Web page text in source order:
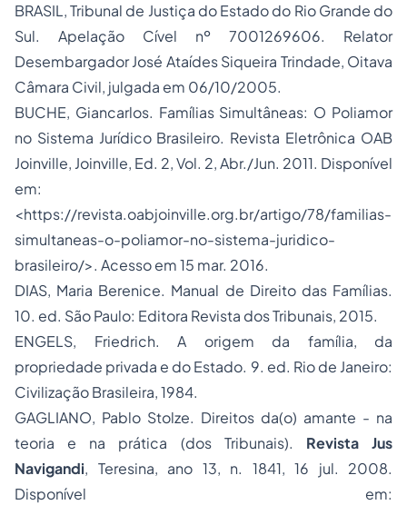
BRASIL, Tribunal de Justiça do Estado do Rio Grande do
Sul. Apelação Cível nº 7001269606. Relator
Desembargador José Ataídes Siqueira Trindade, Oitava
Câmara Civil, julgada em 06/10/2005.
BUCHE, Giancarlos. Famílias Simultâneas: O Poliamor
no Sistema Jurídico Brasileiro. Revista Eletrônica OAB
Joinville, Joinville, Ed. 2, Vol. 2, Abr./Jun. 2011. Disponível
em:
<https://revista.oabjoinville.org.br/artigo/78/familias-
simultaneas-o-poliamor-no-sistema-juridico-
brasileiro/>. Acesso em 15 mar. 2016.
DIAS, Maria Berenice. Manual de Direito das Famílias.
10. ed. São Paulo: Editora Revista dos Tribunais, 2015.
ENGELS, Friedrich. A origem da família, da
propriedade privada e do Estado. 9. ed. Rio de Janeiro:
Civilização Brasileira, 1984.
GAGLIANO, Pablo Stolze. Direitos da(o) amante - na
teoria e na prática (dos Tribunais). Revista Jus
Navigandi, Teresina, ano 13, n. 1841, 16 jul. 2008.
Disponível em: